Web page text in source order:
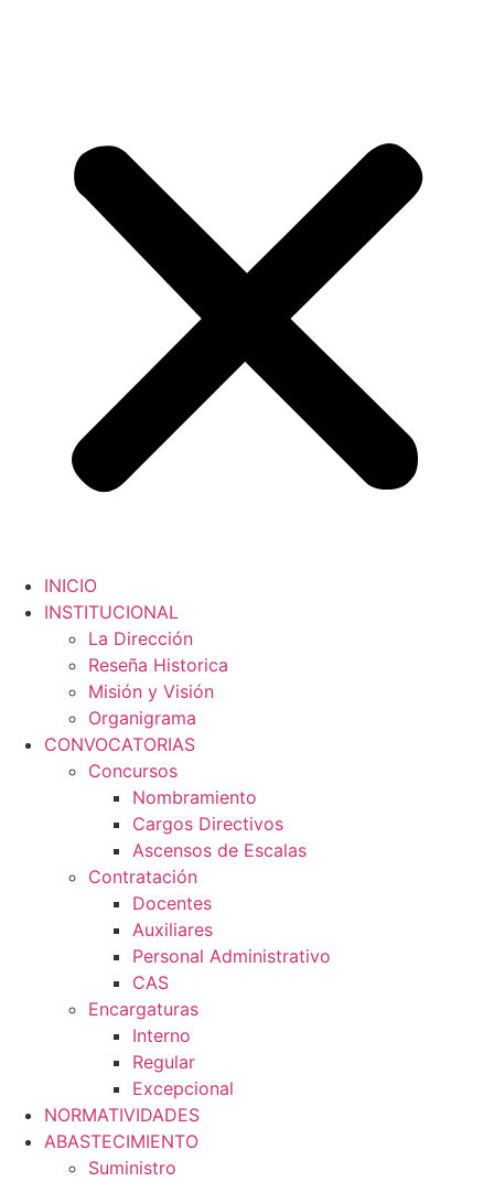
INICIO
INSTITUCIONAL
La Dirección
Reseña Historica
Misión y Visión
Organigrama
CONVOCATORIAS
Concursos
Nombramiento
Cargos Directivos
Ascensos de Escalas
Contratación
Docentes
Auxiliares
Personal Administrativo
CAS
Encargaturas
Interno
Regular
Excepcional
NORMATIVIDADES
ABASTECIMIENTO
Suministro